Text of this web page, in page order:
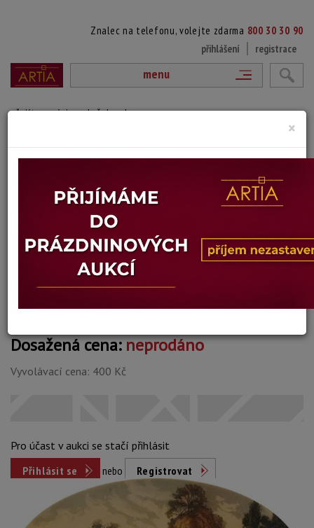
Znalec na telefonu, volejte zdarma 800 30 30 90
přihlášení
registrace
menu
přejít na výpis položek aukce
SVÍTÁNÍ
Signováno vpravo dole tužkou pod paspartou, rámováno, paspartováno,
Technika: akvatinta
Šířka: 34,5 cm, výška: 20 cm, rámování: 32 x 45,5 cm
Stav: mírně poškozeno
20.07.2026 20:09 SELČ
Dosažená cena:neprodáno
Vyvolávací cena: 400 Kč
Pro účast v aukci se stačí přihlásit
Přihlásit se
nebo Registrovat
×